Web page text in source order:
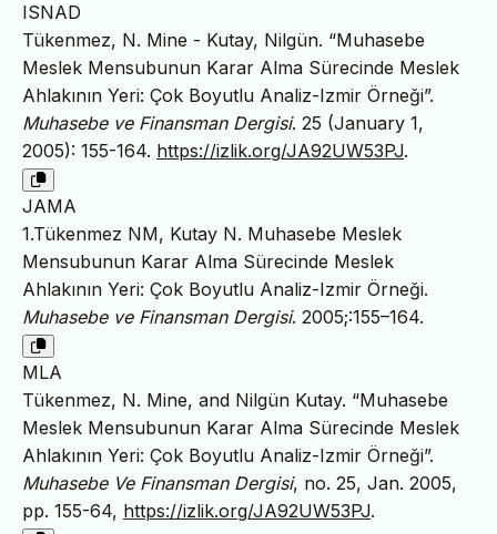
ISNAD
Tükenmez, N. Mine - Kutay, Nilgün. “Muhasebe
Meslek Mensubunun Karar Alma Sürecinde Meslek
Ahlakının Yeri: Çok Boyutlu Analiz-Izmir Örneği”.
Muhasebe ve Finansman Dergisi. 25 (January 1,
2005): 155-164. https://izlik.org/JA92UW53PJ.
JAMA
1.Tükenmez NM, Kutay N. Muhasebe Meslek
Mensubunun Karar Alma Sürecinde Meslek
Ahlakının Yeri: Çok Boyutlu Analiz-Izmir Örneği.
Muhasebe ve Finansman Dergisi. 2005;:155–164.
MLA
Tükenmez, N. Mine, and Nilgün Kutay. “Muhasebe
Meslek Mensubunun Karar Alma Sürecinde Meslek
Ahlakının Yeri: Çok Boyutlu Analiz-Izmir Örneği”.
Muhasebe Ve Finansman Dergisi, no. 25, Jan. 2005,
pp. 155-64, https://izlik.org/JA92UW53PJ.